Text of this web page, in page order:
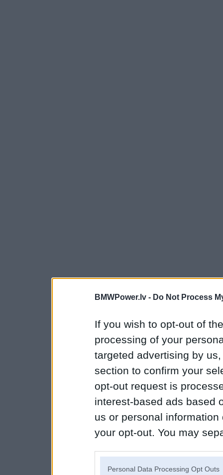
BMWPower.lv - Do Not Process
If you wish to opt-out of
processing of your
targeted advertising by
section to confirm your
opt-out request is
interest-based ads based
us or personal
your opt-out. You may
Personal Data Processing Opt Outs